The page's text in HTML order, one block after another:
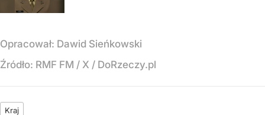
Opracował: Dawid Sieńkowski
Źródło: RMF FM / X / DoRzeczy.pl
Kraj